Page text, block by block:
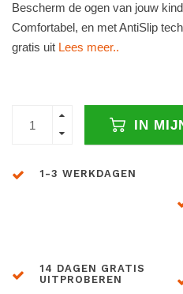
Bescherm de ogen van jouw
Comfortabel, en met AntiSlip
gratis uit Lees meer..
IN
1-3 WERKDAGEN
14 DAGEN GRATIS
UITPROBEREN